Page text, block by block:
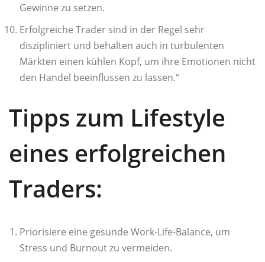
Gewinne zu setzen.
Erfolgreiche Trader sind in der Regel sehr
diszipliniert und behalten auch in turbulenten
Märkten einen kühlen Kopf, um ihre Emotionen nicht
den Handel beeinflussen zu lassen.“
Tipps zum Lifestyle
eines erfolgreichen
Traders:
Priorisiere eine gesunde Work-Life-Balance, um
Stress und Burnout zu vermeiden.